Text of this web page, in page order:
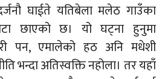
घाईते यतिबेला मलेठ गाउँका
छाएको छ। यो घट्ना हुनुमा
पन, एमालेको हठ अनि मधेशी
भन्दा अतिस्वक्ति नहोला। तर यहाँ